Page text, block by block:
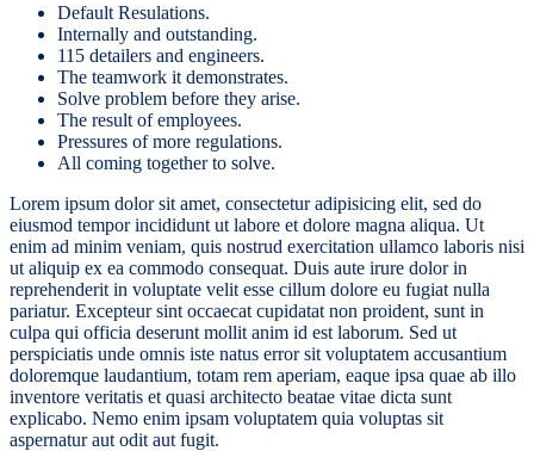
Default Resulations.
Internally and outstanding.
115 detailers and engineers.
The teamwork it demonstrates.
Solve problem before they arise.
The result of employees.
Pressures of more regulations.
All coming together to solve.
Lorem ipsum dolor sit amet, consectetur adipisicing elit, sed do
eiusmod tempor incididunt ut labore et dolore magna aliqua. Ut
enim ad minim veniam, quis nostrud exercitation ullamco laboris nisi
ut aliquip ex ea commodo consequat. Duis aute irure dolor in
reprehenderit in voluptate velit esse cillum dolore eu fugiat nulla
pariatur. Excepteur sint occaecat cupidatat non proident, sunt in
culpa qui officia deserunt mollit anim id est laborum. Sed ut
perspiciatis unde omnis iste natus error sit voluptatem accusantium
doloremque laudantium, totam rem aperiam, eaque ipsa quae ab illo
inventore veritatis et quasi architecto beatae vitae dicta sunt
explicabo. Nemo enim ipsam voluptatem quia voluptas sit
aspernatur aut odit aut fugit.